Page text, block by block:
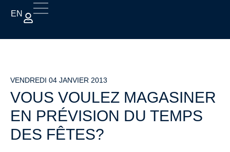
EN
VENDREDI 04 JANVIER 2013
VOUS VOULEZ MAGASINER
EN PRÉVISION DU TEMPS
DES FÊTES?